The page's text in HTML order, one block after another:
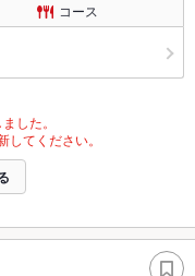
コース
した。
てください。